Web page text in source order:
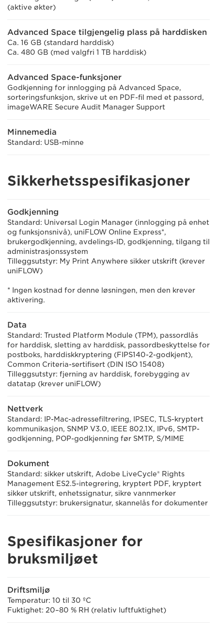
(aktive økter)
Advanced Space tilgjengelig plass på harddisken
Ca. 16 GB (standard harddisk)
Ca. 480 GB (med valgfri 1 TB harddisk)
Advanced Space-funksjoner
Godkjenning for innlogging på Advanced Space,
sorteringsfunksjon, skrive ut en PDF-fil med et passord,
imageWARE Secure Audit Manager Support
Minnemedia
Standard: USB-minne
Sikkerhetsspesifikasjoner
Godkjenning
Standard: Universal Login Manager (innlogging på enhet
og funksjonsnivå), uniFLOW Online Express*,
brukergodkjenning, avdelings-ID, godkjenning, tilgang til
administrasjonssystem
Tilleggsutstyr: My Print Anywhere sikker utskrift (krever
uniFLOW)
* Ingen kostnad for denne løsningen, men den krever
aktivering.
Data
Standard: Trusted Platform Module (TPM), passordlås
for harddisk, sletting av harddisk, passordbeskyttelse for
postboks, harddiskkryptering (FIPS140-2-godkjent),
Common Criteria-sertifisert (DIN ISO 15408)
Tilleggsutstyr: fjerning av harddisk, forebygging av
datatap (krever uniFLOW)
Nettverk
Standard: IP-Mac-adressefiltrering, IPSEC, TLS-kryptert
kommunikasjon, SNMP V3.0, IEEE 802.1X, IPv6, SMTP-
godkjenning, POP-godkjenning før SMTP, S/MIME
Dokument
Standard: sikker utskrift, Adobe LiveCycle® Rights
Management ES2.5-integrering, kryptert PDF, kryptert
sikker utskrift, enhetssignatur, sikre vannmerker
Tilleggsutstyr: brukersignatur, skannelås for dokumenter
Spesifikasjoner for
bruksmiljøet
Driftsmiljø
Temperatur: 10 til 30 ºC
Fuktighet: 20–80 % RH (relativ luftfuktighet)